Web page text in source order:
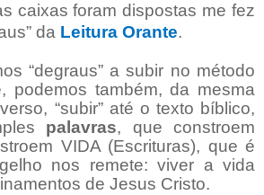
caixas foram dispostas me fez
da Leitura Orante.
“degraus” a subir no método
podemos também, da mesma
“subir” até o texto bíblico,
palavras, que constroem
VIDA (Escrituras), que é
nos remete: viver a vida
de Jesus Cristo.